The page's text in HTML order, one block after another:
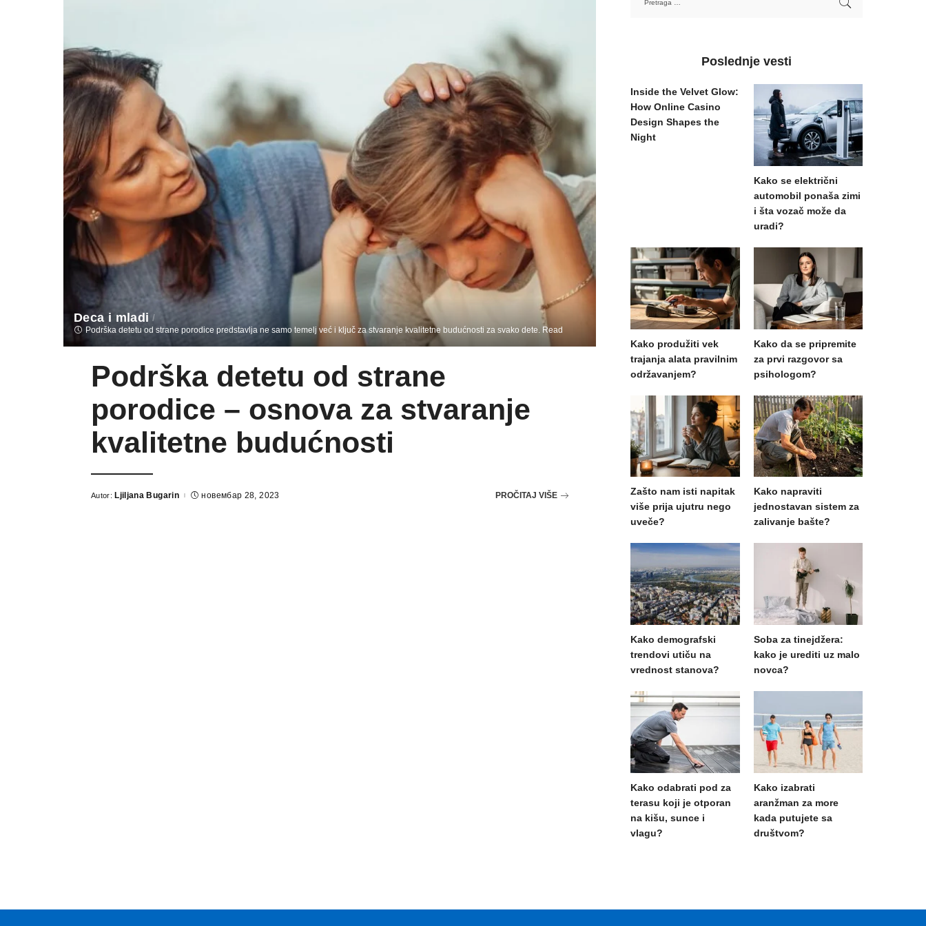
Deca i mladi
Podrška detetu od strane porodice predstavlja ne samo temelj već i ključ za stvaranje kvalitetne budućnosti za svako dete. Read
Podrška detetu od strane
porodice – osnova za stvaranje
kvalitetne budućnosti
Autor: Ljiljana Bugarin новембар 28, 2023 PROČITAJ VIŠE
Poslednje vesti
Inside the Velvet Glow:
How Online Casino
Design Shapes the
Night
Kako se električni
automobil ponaša zimi
i šta vozač može da
uradi?
Kako produžiti vek
trajanja alata pravilnim
održavanjem?
Kako da se pripremite
za prvi razgovor sa
psihologom?
Zašto nam isti napitak
više prija ujutru nego
uveče?
Kako napraviti
jednostavan sistem za
zalivanje bašte?
Kako demografski
trendovi utiču na
vrednost stanova?
Soba za tinejdžera:
kako je urediti uz malo
novca?
Kako odabrati pod za
terasu koji je otporan
na kišu, sunce i
vlagu?
Kako izabrati
aranžman za more
kada putujete sa
društvom?